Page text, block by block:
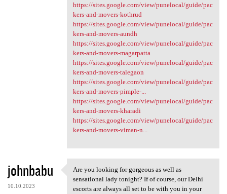
https://sites.google.com/view/punelocal/guide/pac
kers-and-movers-kothrud
https://sites.google.com/view/punelocal/guide/pac
kers-and-movers-aundh
https://sites.google.com/view/punelocal/guide/pac
kers-and-movers-magarpatta
https://sites.google.com/view/punelocal/guide/pac
kers-and-movers-talegaon
https://sites.google.com/view/punelocal/guide/pac
kers-and-movers-pimple-...
https://sites.google.com/view/punelocal/guide/pac
kers-and-movers-kharadi
https://sites.google.com/view/punelocal/guide/pac
kers-and-movers-viman-n...
johnbabu
10.10.2023
Are you looking for gorgeous
Are you looking for gorgeous as well as
sensational lady tonight? If of course, our Delhi
escorts are always all set to be with you in your